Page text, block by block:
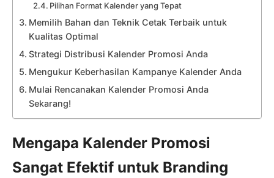
Pilihan Format Kalender yang Tepat
Memilih Bahan dan Teknik Cetak Terbaik untuk
Kualitas Optimal
Strategi Distribusi Kalender Promosi Anda
Mengukur Keberhasilan Kampanye Kalender Anda
Mulai Rencanakan Kalender Promosi Anda
Sekarang!
Mengapa Kalender Promosi
Sangat Efektif untuk Branding